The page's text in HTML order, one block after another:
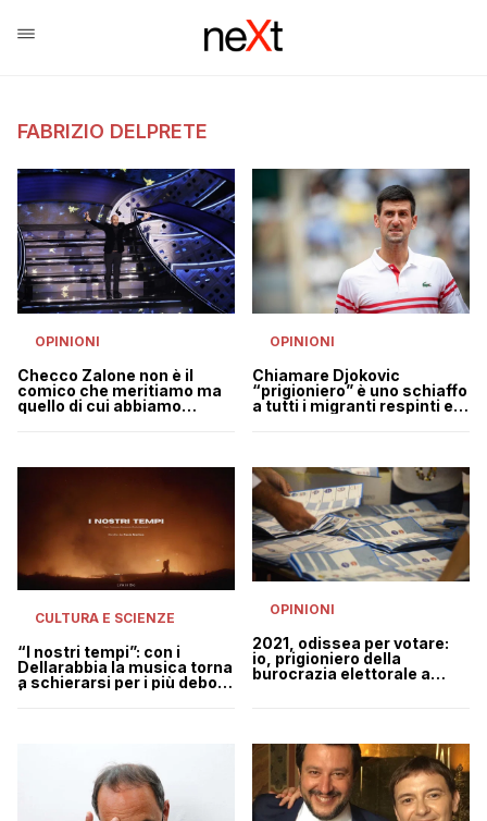
FABRIZIO DELPRETE
OPINIONI
Checco Zalone non è il
comico che meritiamo ma
quello di cui abbiamo
OPINIONI
Chiamare Djokovic
“prigioniero” è uno schiaffo
a tutti i migranti respinti e
CULTURA E SCIENZE
“I nostri tempi”: con i
Dellarabbia la musica torna
a schierarsi per i più deboli
OPINIONI
2021, odissea per votare:
io, prigioniero della
burocrazia elettorale a